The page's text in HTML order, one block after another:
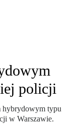
policji
hybrydowym typu
w Warszawie.